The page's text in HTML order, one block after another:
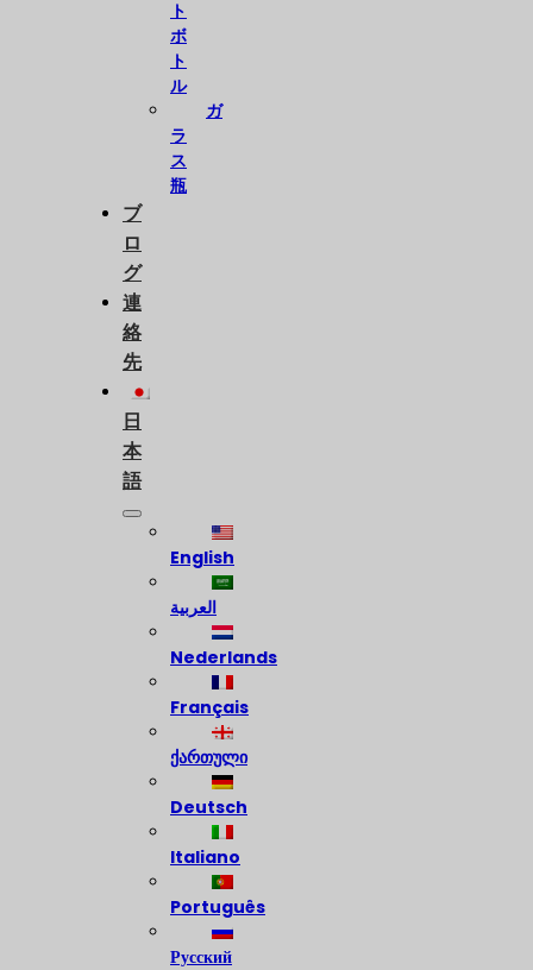
ト
ボ
ト
ル
ガ
ラ
ス
瓶
ブ
ロ
グ
連
絡
先
日
本
語
English
العربية
Nederlands
Français
ქართული
Deutsch
Italiano
Português
Русский